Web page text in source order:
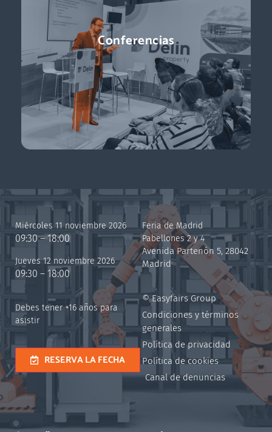
Conferencias
Miércoles 11 noviembre 2026
09:30 – 18:00
Jueves 12 noviembre 2026
09:30 – 18:00
Debes tener +16 años para
asistir
RESERVA LA FECHA
Feria de Madrid
Pabellones 2 y 4
Avenida Partenón 5, 28042
Madrid
© Easyfairs Group
Condiciones y términos
generales
Política de privacidad
Política de cookies
Canal de denuncias